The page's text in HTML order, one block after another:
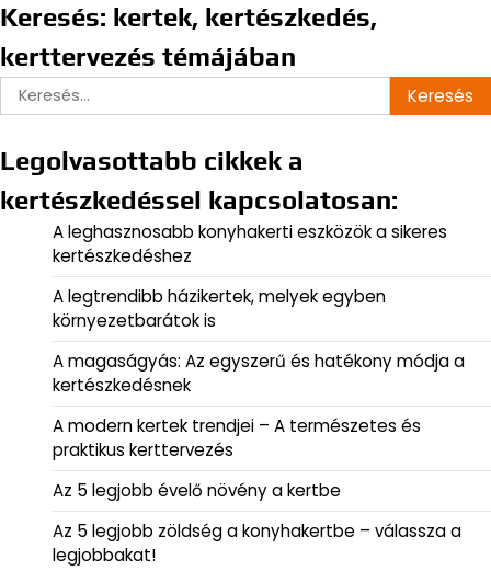
Keresés: kertek, kertészkedés,
kerttervezés témájában
Keresés:
Legolvasottabb cikkek a
kertészkedéssel kapcsolatosan:
A leghasznosabb konyhakerti eszközök a sikeres
kertészkedéshez
A legtrendibb házikertek, melyek egyben
környezetbarátok is
A magaságyás: Az egyszerű és hatékony módja a
kertészkedésnek
A modern kertek trendjei – A természetes és
praktikus kerttervezés
Az 5 legjobb évelő növény a kertbe
Az 5 legjobb zöldség a konyhakertbe – válassza a
legjobbakat!